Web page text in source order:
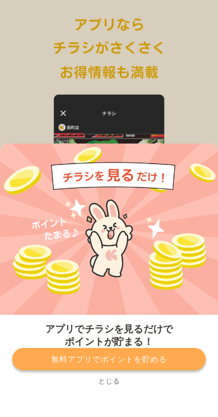
アプリでチラシを見るだけで
ポイントが貯まる！
無料アプリでポイントを貯める
とじる
プライバシーポリシー 利用規約
運営会社
サービスに関してのお問い合わせ